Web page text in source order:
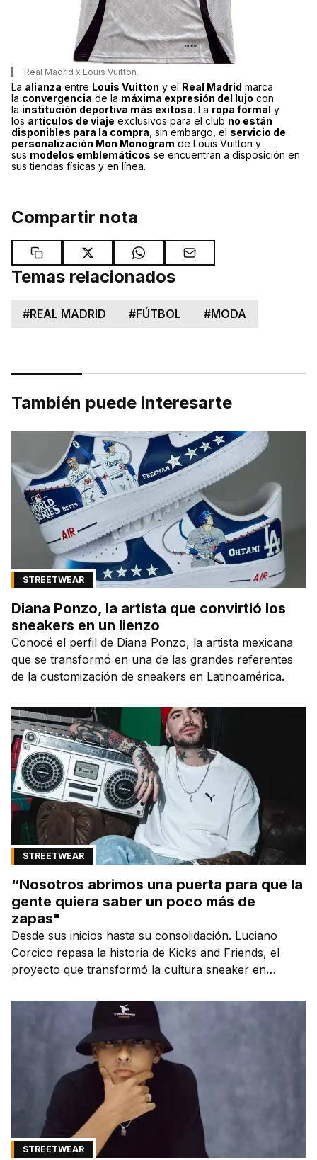
Real Madrid x Louis Vuitton.
La alianza entre Louis Vuitton y el Real Madrid marca
la convergencia de la máxima expresión del lujo con
la institución deportiva más exitosa. La ropa formal y
los artículos de viaje exclusivos para el club no están
disponibles para la compra , sin embargo, el servicio de
personalización Mon Monogram de Louis Vuitton y
sus modelos emblemáticos se encuentran a disposición en
sus tiendas físicas y en línea.
Compartir nota
Temas relacionados
#REAL MADRID #FÚTBOL #MODA
También puede interesarte
STREETWEAR
Diana Ponzo, la artista que convirtió los
sneakers en un lienzo
Conocé el perfil de Diana Ponzo, la artista mexicana
que se transformó en una de las grandes referentes
de la customización de sneakers en Latinoamérica.
STREETWEAR
“Nosotros abrimos una puerta para que la
gente quiera saber un poco más de
zapas"
Desde sus inicios hasta su consolidación. Luciano
Corcico repasa la historia de Kicks and Friends, el
proyecto que transformó la cultura sneaker en
STREETWEAR